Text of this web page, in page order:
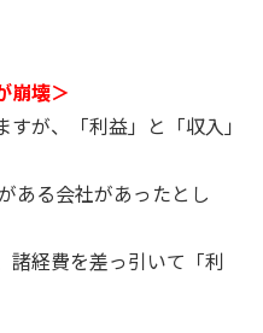
崩壊＞
が、「利益」と「収入」
ある会社があったとし
諸経費を差っ引いて「利